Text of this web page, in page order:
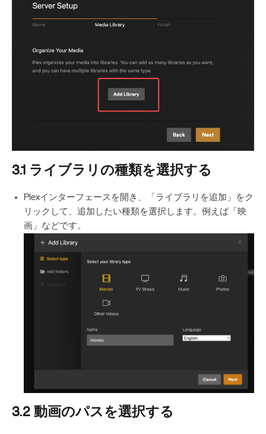
3.1 ライブラリの種類を選択する
Plexインターフェースを開き、「ライブラリを追加」をク
リックして、追加したい種類を選択します。例えば「映
画」などです。
3.2 動画のパスを選択する